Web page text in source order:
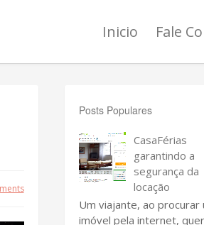
Inicio Fale
Posts Populares
CasaFérias
garantindo a
segurança da
locação
Um viajante, ao procurar
imóvel pela internet,